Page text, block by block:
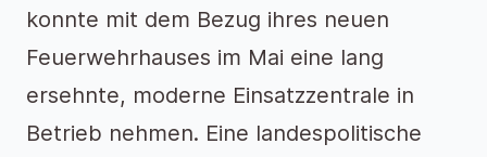
konnte mit dem Bezug ihres neuen
Feuerwehrhauses im Mai eine lang
ersehnte, moderne Einsatzzentrale in
Betrieb nehmen. Eine landespolitische